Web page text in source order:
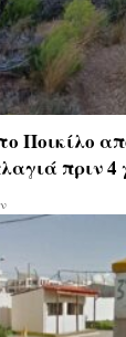
Ποικίλο
πριν 4